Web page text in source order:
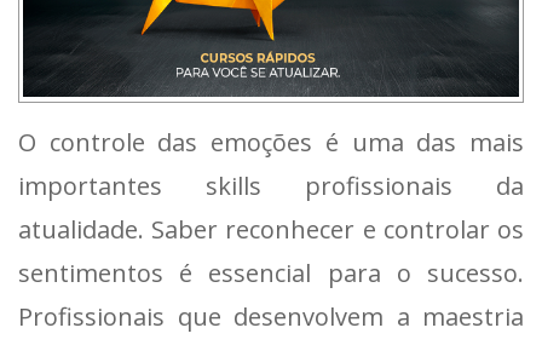
O controle das emoções é uma das mais
importantes skills profissionais da
atualidade. Saber reconhecer e controlar os
sentimentos é essencial para o sucesso.
Profissionais que desenvolvem a maestria